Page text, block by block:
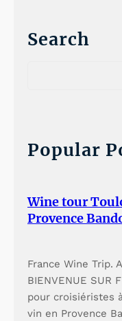
Search
h
Popular
Wine tour
Provence
France Wine Trip.
BIENVENUE SUR
pour croisiéristes
vin en Provence